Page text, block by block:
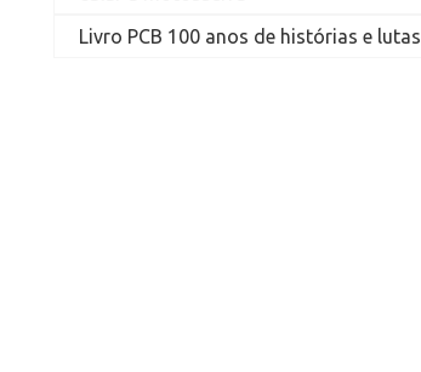
Livro PCB 100 anos de histórias e lutas